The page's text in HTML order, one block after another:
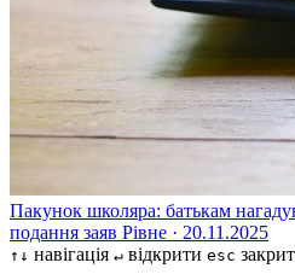
Пакунок школяра: батькам
подання заяв Рівне · 20.11.2025
↑↓ навігація ↵ відкрити esc